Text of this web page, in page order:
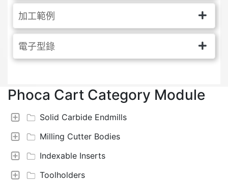
加工範例
電子型錄
Phoca Cart Category Module
Solid Carbide Endmills
Milling Cutter Bodies
Indexable Inserts
Toolholders